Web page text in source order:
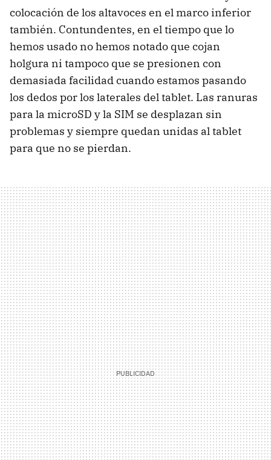
colocación de los altavoces en el marco inferior
también. Contundentes, en el tiempo que lo
hemos usado no hemos notado que cojan
holgura ni tampoco que se presionen con
demasiada facilidad cuando estamos pasando
los dedos por los laterales del tablet. Las ranuras
para la microSD y la SIM se desplazan sin
problemas y siempre quedan unidas al tablet
para que no se pierdan.